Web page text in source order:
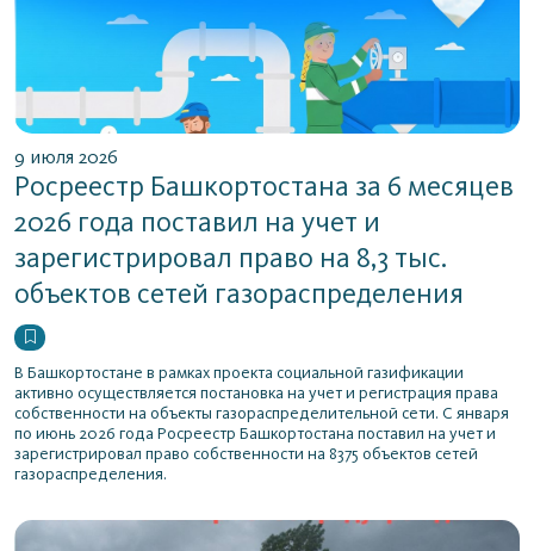
9 июля 2026
Росреестр Башкортостана за 6 месяцев
2026 года поставил на учет и
зарегистрировал право на 8,3 тыс.
объектов сетей газораспределения
В Башкортостане в рамках проекта социальной газификации
активно осуществляется постановка на учет и регистрация права
собственности на объекты газораспределительной сети. С января
по июнь 2026 года Росреестр Башкортостана поставил на учет и
зарегистрировал право собственности на 8375 объектов сетей
газораспределения.